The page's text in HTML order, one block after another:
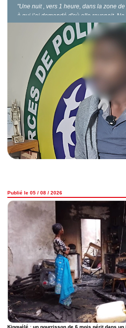
"Une nuit , vers 1 heure, dans la zone
à qui j’ai demandé d'où elle revenait.
s’est chamaillé. Puis, je lui ai demandé
son refus, j’ai sorti la machette qui était
pantalon. Une…
Publié le 05 / 08 / 2026
Kinguélé : un nourrisson de 6 mois périt dans un